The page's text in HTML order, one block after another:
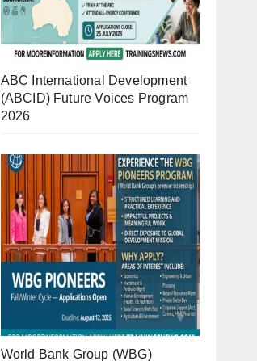
ABC International Development
(ABCID) Future Voices Program
2026
World Bank Group (WBG)